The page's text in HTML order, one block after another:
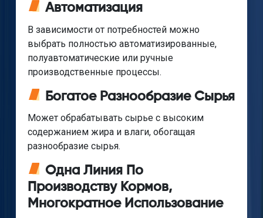
Автоматизация
В зависимости от потребностей можно
выбрать полностью автоматизированные,
полуавтоматические или ручные
производственные процессы.
Богатое Разнообразие Сырья
Может обрабатывать сырье с высоким
содержанием жира и влаги, обогащая
разнообразие сырья.
Одна Линия По
Производству Кормов,
Многократное Использование